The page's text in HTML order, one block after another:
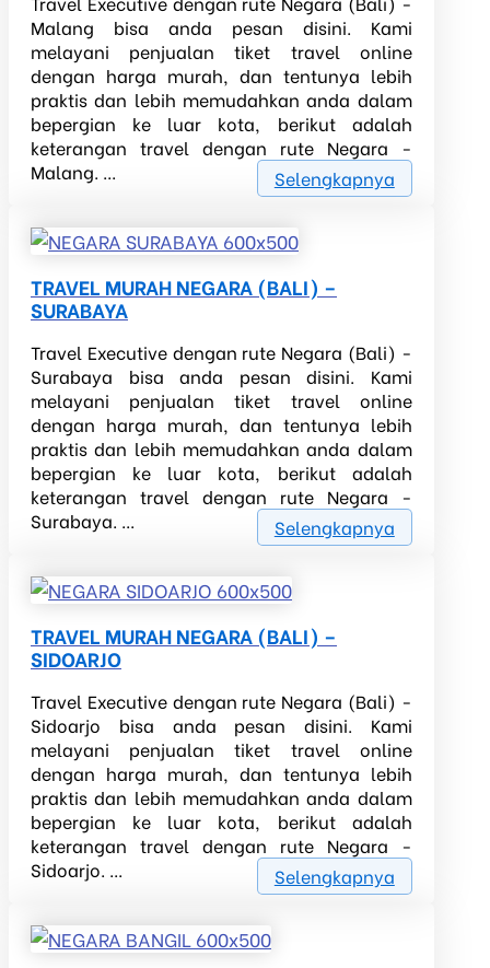
Malang bisa anda pesan disini. Kami
melayani penjualan tiket travel online
dengan harga murah, dan tentunya lebih
praktis dan lebih memudahkan anda dalam
bepergian ke luar kota, berikut adalah
keterangan travel dengan rute Negara -
Malang. ...
Selengkapnya
TRAVEL MURAH NEGARA (BALI) –
SURABAYA
Travel Executive dengan rute Negara (Bali) -
Surabaya bisa anda pesan disini. Kami
melayani penjualan tiket travel online
dengan harga murah, dan tentunya lebih
praktis dan lebih memudahkan anda dalam
bepergian ke luar kota, berikut adalah
keterangan travel dengan rute Negara -
Surabaya. ...
Selengkapnya
TRAVEL MURAH NEGARA (BALI) –
SIDOARJO
Travel Executive dengan rute Negara (Bali) -
Sidoarjo bisa anda pesan disini. Kami
melayani penjualan tiket travel online
dengan harga murah, dan tentunya lebih
praktis dan lebih memudahkan anda dalam
bepergian ke luar kota, berikut adalah
keterangan travel dengan rute Negara -
Sidoarjo. ...
Selengkapnya